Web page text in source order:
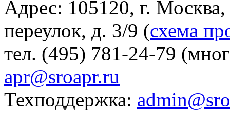
Адрес: 105120, г.
переулок, д. 3/9 (схема
тел. (495) 781-24-79
apr@sroapr.ru
Техподдержка: